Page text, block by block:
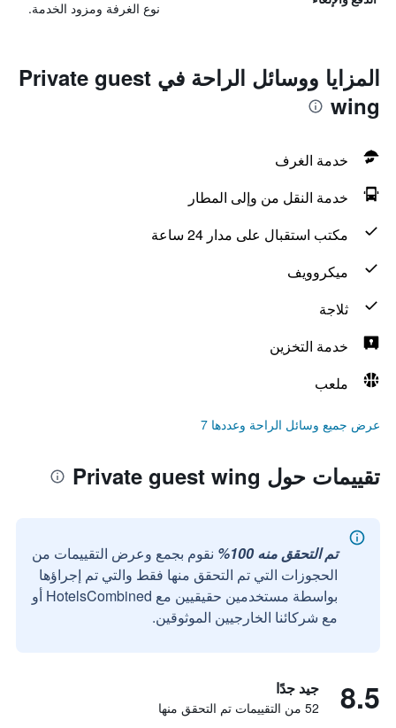
نوع الغرفة ومزود الخدمة.
المزايا ووسائل الراحة في Private guest
wing
خدمة الغرف
خدمة النقل من وإلى المطار
مكتب استقبال على مدار 24 ساعة
ميكروويف
ثلاجة
خدمة التخزين
ملعب
عرض جميع وسائل الراحة وعددها 7
تقييمات حول Private guest wing
تم التحقق منه 100%
نقوم بجمع وعرض التقييمات من
الحجوزات التي تم التحقق منها فقط والتي تم إجراؤها
بواسطة مستخدمين حقيقيين مع HotelsCombined أو
مع شركائنا الخارجيين الموثوقين.
8.5 جيد جدًا
52 من التقييمات تم التحقق منها